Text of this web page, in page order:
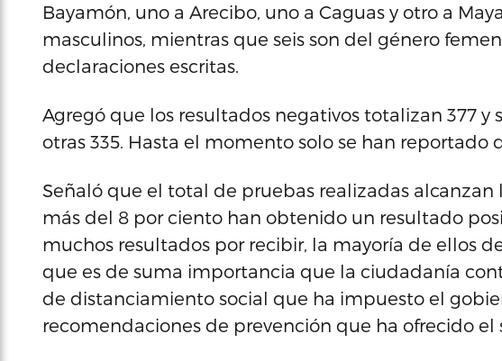
Bayamón, uno a Arecibo, uno a Caguas y otro a
masculinos, mientras que seis son del género
declaraciones escritas.
Agregó que los resultados negativos totalizan 377 y
otras 335. Hasta el momento solo se han reportado
Señaló que el total de pruebas realizadas alcanzan
más del 8 por ciento han obtenido un resultado
muchos resultados por recibir, la mayoría de ellos
que es de suma importancia que la ciudadanía
de distanciamiento social que ha impuesto el
recomendaciones de prevención que ha ofrecido el